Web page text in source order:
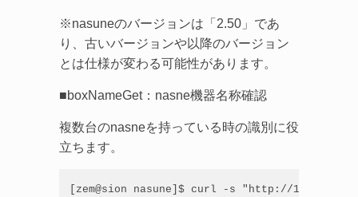
※nasuneのバージョンは「2.50」であ
り、古いバージョンや以降のバージョン
とは仕様が変わる可能性があります。
■boxNameGet：nasne機器名称確認
複数台のnasneを持っている時の識別に役
立ちます。
[zem@sion nasune]$ curl -s "http://